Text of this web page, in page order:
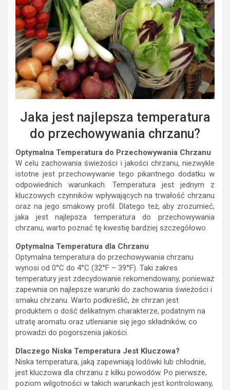
Jaka jest najlepsza temperatura
do przechowywania chrzanu?
Optymalna Temperatura do Przechowywania Chrzanu
W celu zachowania świeżości i jakości chrzanu, niezwykle
istotne jest przechowywanie tego pikantnego dodatku w
odpowiednich warunkach. Temperatura jest jednym z
kluczowych czynników wpływających na trwałość chrzanu
oraz na jego smakowy profil. Dlatego też, aby zrozumieć,
jaka jest najlepsza temperatura do przechowywania
chrzanu, warto poznać tę kwestię bardziej szczegółowo.
Optymalna Temperatura dla Chrzanu
Optymalna temperatura do przechowywania chrzanu
wynosi od 0°C do 4°C (32°F – 39°F). Taki zakres
temperatury jest zdecydowanie rekomendowany, ponieważ
zapewnia on najlepsze warunki do zachowania świeżości i
smaku chrzanu. Warto podkreślić, że chrzan jest
produktem o dość delikatnym charakterze, podatnym na
utratę aromatu oraz utlenianie się jego składników, co
prowadzi do pogorszenia jakości.
Dlaczego Niska Temperatura Jest Kluczowa?
Niska temperatura, jaką zapewniają lodówki lub chłodnie,
jest kluczowa dla chrzanu z kilku powodów. Po pierwsze,
poziom wilgotności w takich warunkach jest kontrolowany,